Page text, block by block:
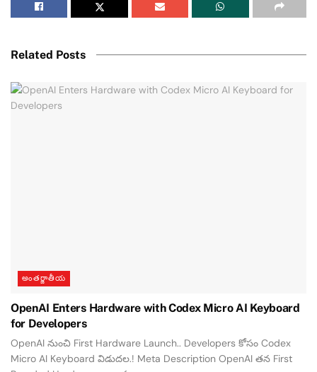
Related Posts
అంతర్జాతీయ
OpenAI Enters Hardware with Codex Micro AI Keyboard
for Developers
OpenAI నుంచి First Hardware Launch.. Developers కోసం Codex
Micro AI Keyboard విడుదల.! Meta Description OpenAI తన First